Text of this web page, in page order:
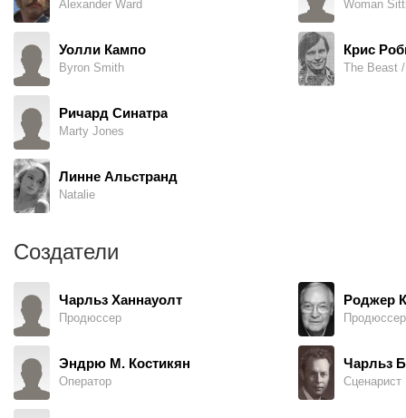
Alexander Ward
Уолли Кампо
Byron Smith
Ричард Синатра
Marty Jones
Линне Альстранд
Natalie
Крис
Создатели
Чарльз Ханнауолт
Продюссер
Эндрю М. Костикян
Оператор
Роджер
Продюссер
Чарльз
Сценарист